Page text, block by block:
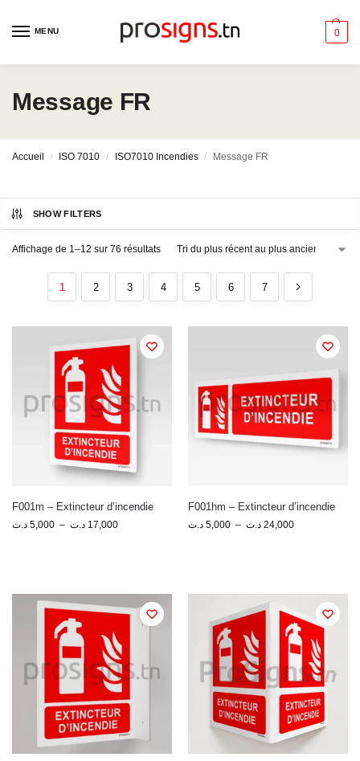
MENU 0
Message FR
Accueil / ISO 7010 / ISO7010 Incendies / Message FR
SHOW FILTERS
Affichage de 1–12 sur 76 résultats
1 2 3 4 5 6 7
F001m – Extincteur d’incendie
5,000 د.ت – 17,000 د.ت
F001hm – Extincteur d’incendie
5,000 د.ت – 24,000 د.ت